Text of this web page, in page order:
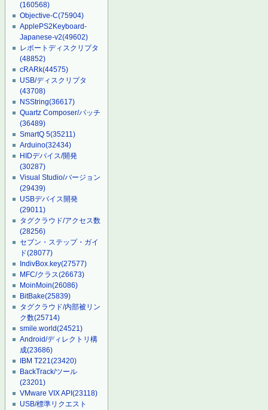
(160568)
Objective-C(75904)
ApplePS2Keyboard-
Japanese-v2(49602)
レポートディスクリプタ
(48852)
cRARk(44575)
USB/ディスクリプタ
(43708)
NSString(36617)
Quartz Composer/パッチ
(36489)
SmartQ 5(35211)
Arduino(32434)
HIDデバイス/開発
(30287)
Visual Studio/バージョン
(29439)
USBデバイス開発
(29011)
タグクラウド/アクセス数
(28256)
セブン・ステップ・ガイ
ド(28077)
IndivBox.key(27577)
MFC/クラス(26673)
MoinMoin(26086)
BitBake(25839)
タグクラウド/内部被リン
ク数(25714)
smile.world(24521)
Android/ディレクトリ構
成(23686)
IBM T221(23420)
BackTrack/ツール
(23201)
VMware VIX API(23118)
USB/標準リクエスト